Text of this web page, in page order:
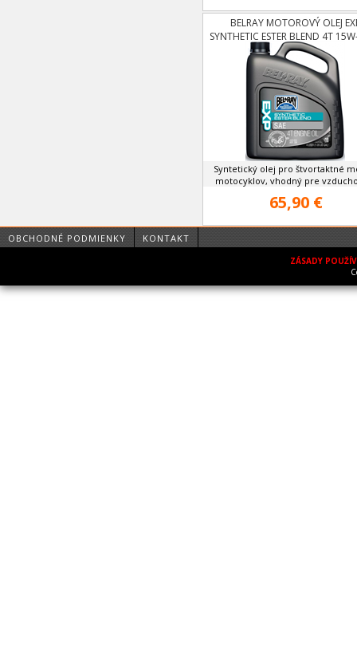
BELRAY MOTOROVÝ OLEJ
SYNTHETIC ESTER BLEND 4T
Syntetický olej pro štvortaktné
motocyklov, vhodný pre
65,90 €
OBCHODNÉ PODMIENKY KONTAKT
ZÁSADY